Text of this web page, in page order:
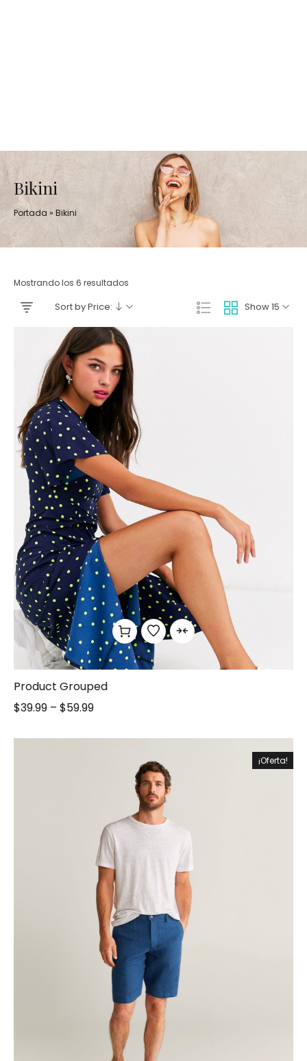
Bikini
Portada » Bikini
Mostrando los 6 resultados
Show 15
Sort by Price:
Product Grouped
$39.99 – $59.99
¡Oferta!